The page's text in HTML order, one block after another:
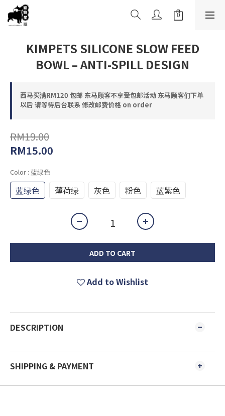
KIMPETS SILICONE SLOW FEED
BOWL – ANTI-SPILL DESIGN
西马买满RM120 包邮 东马顾客不享受包邮活动 东马顾客们下单
以后 请等待后台联系 修改邮费价格 on order
RM19.00
RM15.00
Color : 蓝绿色
蓝绿色 薄荷绿 灰色 粉色 蓝紫色
ADD TO CART
Add to Wishlist
DESCRIPTION
SHIPPING & PAYMENT